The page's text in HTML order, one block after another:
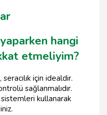
hangi
etmeliyim?
için idealdir.
sağlanmalıdır.
kullanarak